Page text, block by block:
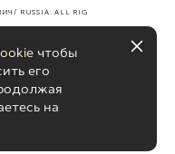
RUSSIA. ALL RIG
чтобы
его
на